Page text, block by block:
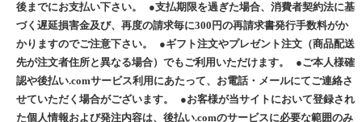
後までにお支払い下さい。 ●支払期限を過ぎた場合、消費者契約法に基
づく遅延損害金及び、再度の請求毎に300円の再請求書発行手数料がか
かりますのでご注意下さい。 ●ギフト注文やプレゼント注文（商品配送
先が注文者住所と異なる場合）でもご利用いただけます。 ●ご本人様確
認や後払い.comサービス利用にあたって、お電話・メールにてご連絡さ
せていただく場合がございます。 ●お客様が当サイトにおいて登録され
た個人情報および発注内容は、後払い.comのサービスに必要な範囲のみ